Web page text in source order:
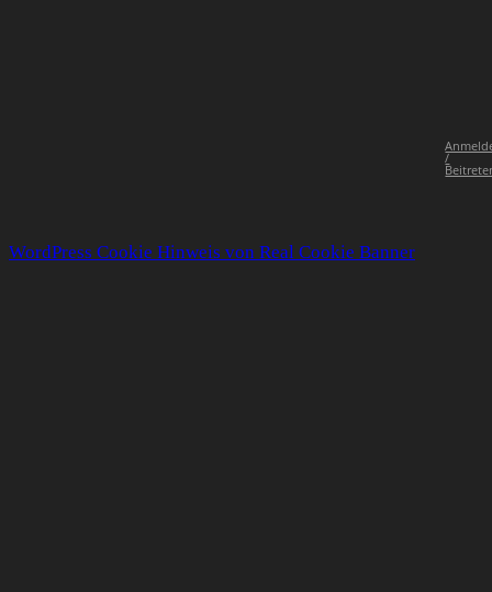
/
WordPress Cookie Hinweis von Real Cookie Banner